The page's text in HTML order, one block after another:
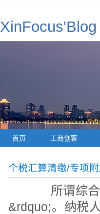
XinFocus'Blog
首页 工商创客
个税汇算清缴/专项
所谓综合税
&rdquo;。纳税